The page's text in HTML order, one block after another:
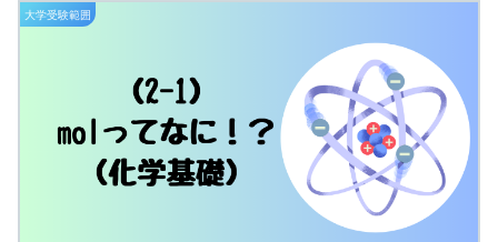
大学受験範囲